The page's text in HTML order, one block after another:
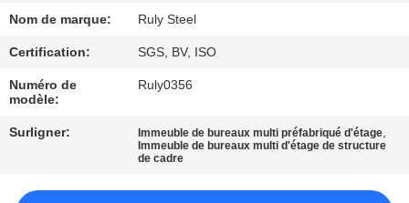
VISITE
D'USINE
CONTRÔLE
DE
Nom de marque: Ruly Steel
Certification: SGS, BV, ISO
Numéro de
modèle:
Ruly0356
Surligner: Immeuble de bureaux multi préfabriqué d'étage,
Immeuble de bureaux multi d'étage de structure
de cadre